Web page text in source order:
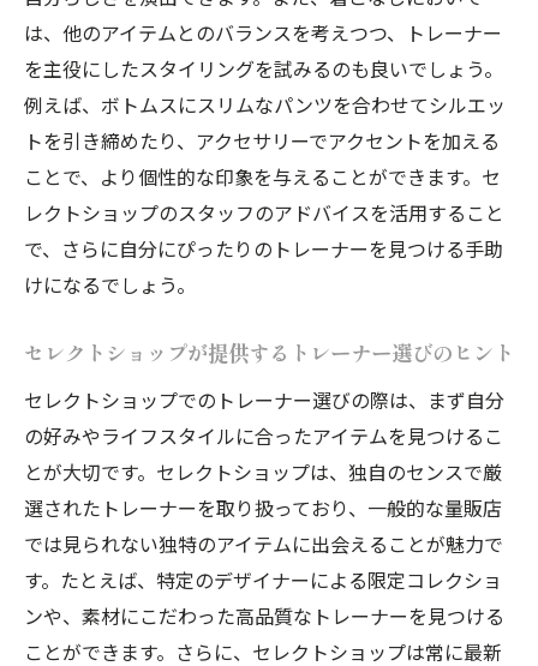
は、他のアイテムとのバランスを考えつつ、トレーナー
を主役にしたスタイリングを試みるのも良いでしょう。
例えば、ボトムスにスリムなパンツを合わせてシルエッ
トを引き締めたり、アクセサリーでアクセントを加える
ことで、より個性的な印象を与えることができます。セ
レクトショップのスタッフのアドバイスを活用すること
で、さらに自分にぴったりのトレーナーを見つける手助
けになるでしょう。
セレクトショップが提供するトレーナー選びのヒント
セレクトショップでのトレーナー選びの際は、まず自分
の好みやライフスタイルに合ったアイテムを見つけるこ
とが大切です。セレクトショップは、独自のセンスで厳
選されたトレーナーを取り扱っており、一般的な量販店
では見られない独特のアイテムに出会えることが魅力で
す。たとえば、特定のデザイナーによる限定コレクショ
ンや、素材にこだわった高品質なトレーナーを見つける
ことができます。さらに、セレクトショップは常に最新